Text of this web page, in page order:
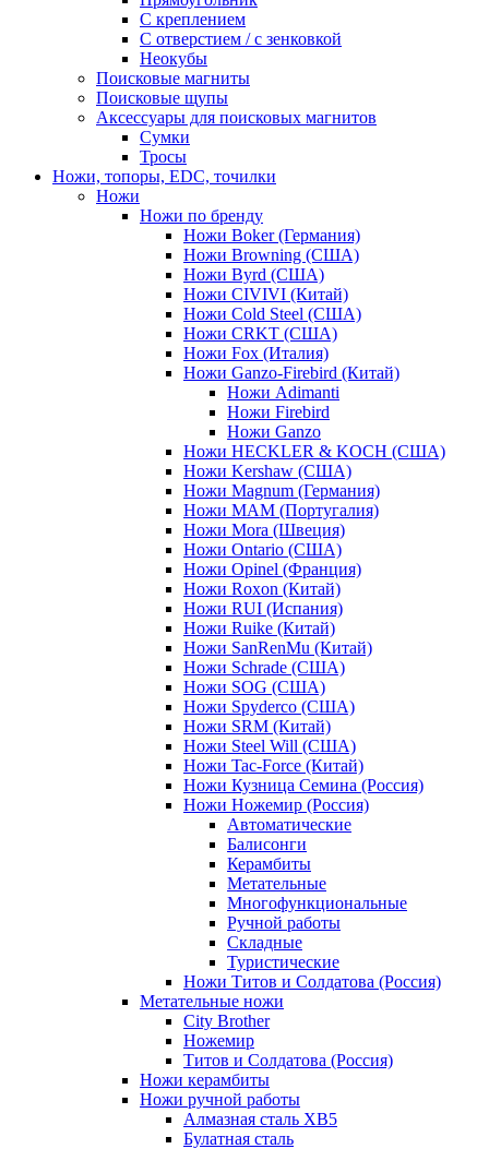
С креплением
С отверстием / с зенковкой
Неокубы
Поисковые магниты
Поисковые щупы
Аксессуары для поисковых магнитов
Сумки
Тросы
Ножи, топоры, EDC, точилки
Ножи
Ножи по бренду
Ножи Boker (Германия)
Ножи Browning (США)
Ножи Byrd (США)
Ножи CIVIVI (Китай)
Ножи Cold Steel (США)
Ножи CRKT (США)
Ножи Fox (Италия)
Ножи Ganzo-Firebird (Китай)
Ножи Adimanti
Ножи Firebird
Ножи Ganzo
Ножи HECKLER & KOCH (США)
Ножи Kershaw (США)
Ножи Magnum (Германия)
Ножи MAM (Португалия)
Ножи Mora (Швеция)
Ножи Ontario (США)
Ножи Opinel (Франция)
Ножи Roxon (Китай)
Ножи RUI (Испания)
Ножи Ruike (Китай)
Ножи SanRenMu (Китай)
Ножи Schrade (США)
Ножи SOG (США)
Ножи Spyderco (США)
Ножи SRM (Китай)
Ножи Steel Will (США)
Ножи Tac-Force (Китай)
Ножи Кузница Семина (Россия)
Ножи Ножемир (Россия)
Автоматические
Балисонги
Керамбиты
Метательные
Многофункциональные
Ручной работы
Складные
Туристические
Ножи Титов и Солдатова (Россия)
Метательные ножи
City Brother
Ножемир
Титов и Солдатова (Россия)
Ножи керамбиты
Ножи ручной работы
Алмазная сталь ХВ5
Булатная сталь